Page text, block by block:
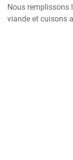
Nous remplissons
viande et cuisons